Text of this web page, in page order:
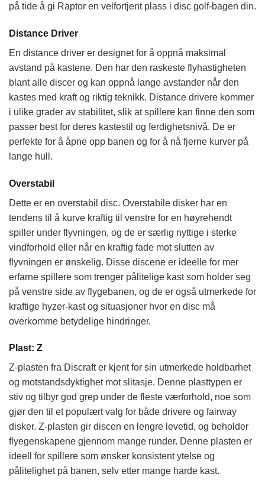
på tide å gi Raptor en velfortjent plass i disc golf-bagen din.
Distance Driver
En distance driver er designet for å oppnå maksimal
avstand på kastene. Den har den raskeste flyhastigheten
blant alle discer og kan oppnå lange avstander når den
kastes med kraft og riktig teknikk. Distance drivere kommer
i ulike grader av stabilitet, slik at spillere kan finne den som
passer best for deres kastestil og ferdighetsnivå. De er
perfekte for å åpne opp banen og for å nå fjerne kurver på
lange hull.
Overstabil
Dette er en overstabil disc. Overstabile disker har en
tendens til å kurve kraftig til venstre for en høyrehendt
spiller under flyvningen, og de er særlig nyttige i sterke
vindforhold eller når en kraftig fade mot slutten av
flyvningen er ønskelig. Disse discene er ideelle for mer
erfarne spillere som trenger pålitelige kast som holder seg
på venstre side av flygebanen, og de er også utmerkede for
kraftige hyzer-kast og situasjoner hvor en disc må
overkomme betydelige hindringer.
Plast: Z
Z-plasten fra Discraft er kjent for sin utmerkede holdbarhet
og motstandsdyktighet mot slitasje. Denne plasttypen er
stiv og tilbyr god grep under de fleste værforhold, noe som
gjør den til et populært valg for både drivere og fairway
disker. Z-plasten gir discen en lengre levetid, og beholder
flyegenskapene gjennom mange runder. Denne plasten er
ideell for spillere som ønsker konsistent ytelse og
pålitelighet på banen, selv etter mange harde kast.